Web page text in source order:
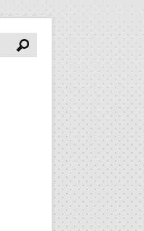
Pesquisa
CIPA